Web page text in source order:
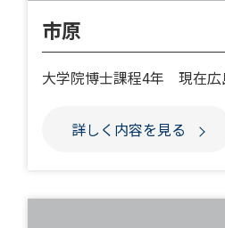
市原
大学院博士課程4年 現在広
詳しく内容を見る